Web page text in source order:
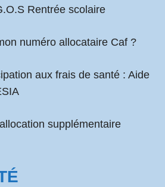
Rentrée scolaire
numéro allocataire Caf ?
aux frais de santé : Aide
supplémentaire